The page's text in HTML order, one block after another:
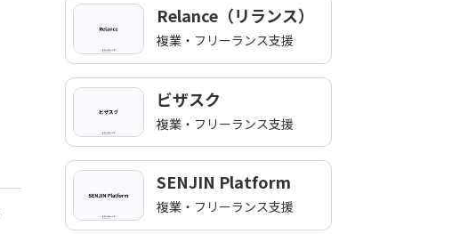
Relance（リランス）
複業・フリーランス支援
ビザスク
複業・フリーランス支援
SENJIN Platform
複業・フリーランス支援